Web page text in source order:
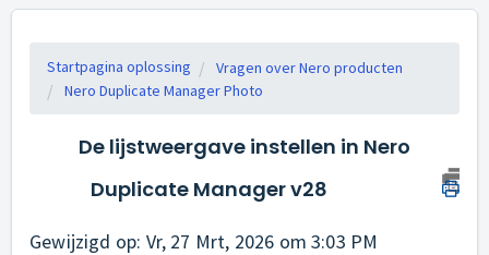
Startpagina oplossing
Vragen over Nero producten
Nero Duplicate Manager Photo
De lijstweergave instellen in Nero
Duplicate Manager v28
Gewijzigd op: Vr, 27 Mrt, 2026 om 3:03 PM